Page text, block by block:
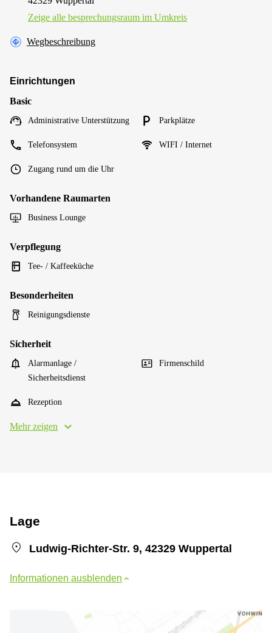
Zeige alle besprechungsraum im Umkreis
Wegbeschreibung
Einrichtungen
Basic
Administrative Unterstützung Parkplätze
Telefonsystem WIFI / Internet
Zugang rund um die Uhr
Vorhandene Raumarten
Business Lounge
Verpflegung
Tee- / Kaffeeküche
Besonderheiten
Reinigungsdienste
Sicherheit
Alarmanlage /
Sicherheitsdienst
Firmenschild
Rezeption
Mehr zeigen
Lage
Ludwig-Richter-Str. 9, 42329 Wuppertal
Informationen ausblenden